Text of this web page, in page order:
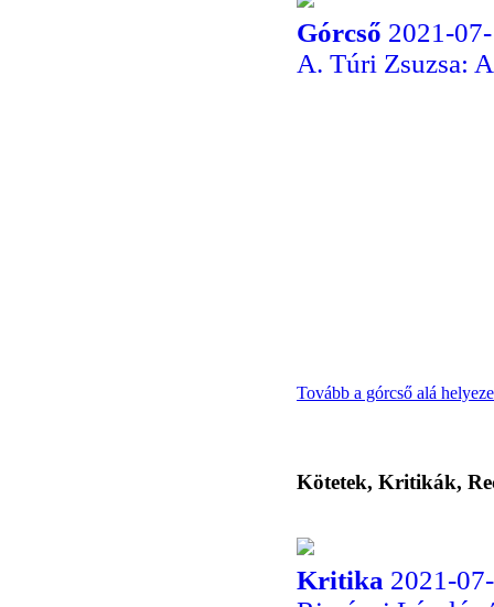
Górcső 2021-
A. Túri Zsuzsa:
Tovább a górcső alá
Kötetek, Kritikák,
Kritika 2021-